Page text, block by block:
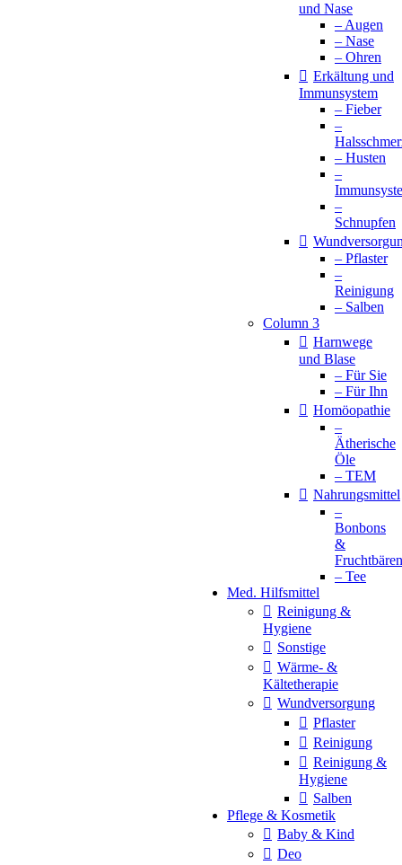
und Nase
– Augen
– Nase
– Ohren
Erkältung und
Immunsystem
– Fieber
–
– Husten
–
–
Schnupfen
– Pflaster
–
Reinigung
– Salben
Column 3
Harnwege
und Blase
– Für Sie
– Für Ihn
Homöopathie
–
Ätherische
Öle
– TEM
Nahrungsmittel
–
Bonbons
&
Fruchtbären
– Tee
Med. Hilfsmittel
Reinigung &
Hygiene
Sonstige
Wärme- &
Kältetherapie
Wundversorgung
Pflaster
Reinigung
Reinigung &
Hygiene
Salben
Pflege & Kosmetik
Baby & Kind
Deo